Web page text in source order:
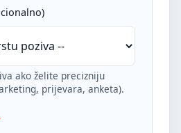
ako želite precizniju
prijevara, anketa).